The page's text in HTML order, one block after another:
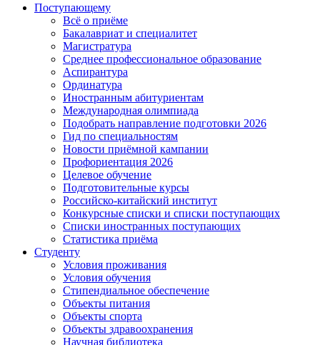
Поступающему
Всё о приёме
Бакалавриат и специалитет
Магистратура
Среднее профессиональное образование
Аспирантура
Ординатура
Иностранным абитуриентам
Международная олимпиада
Подобрать направление подготовки 2026
Гид по специальностям
Новости приёмной кампании
Профориентация 2026
Целевое обучение
Подготовительные курсы
Российско-китайский институт
Конкурсные списки и списки поступающих
Списки иностранных поступающих
Статистика приёма
Студенту
Условия проживания
Условия обучения
Стипендиальное обеспечение
Объекты питания
Объекты спорта
Объекты здравоохранения
Научная библиотека